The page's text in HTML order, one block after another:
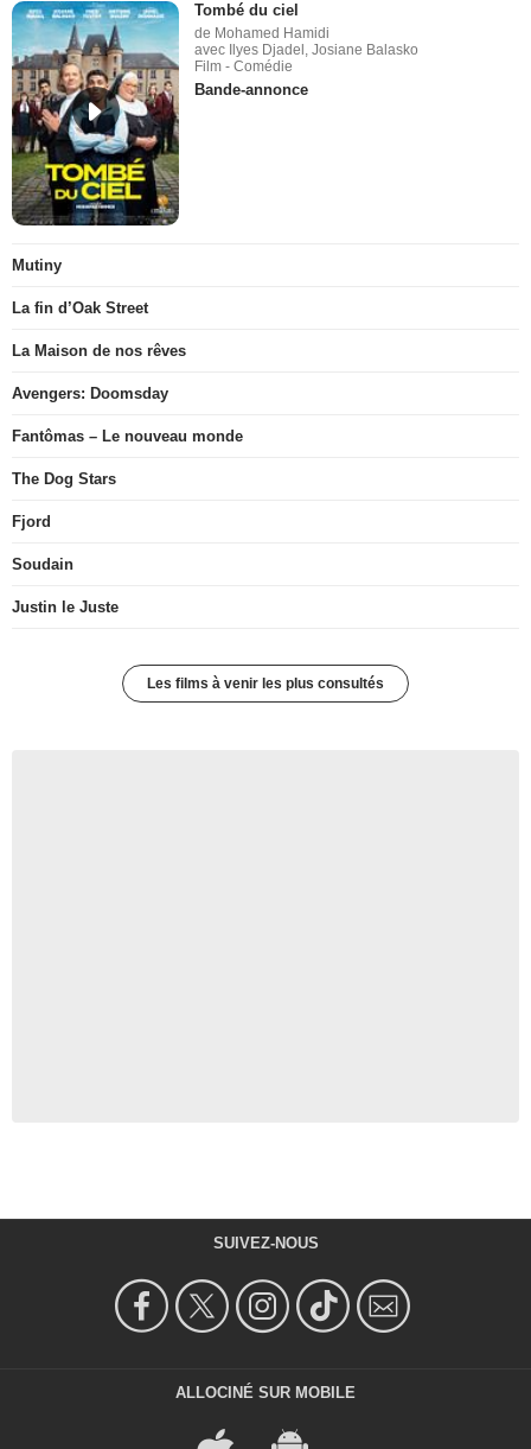
Tombé du ciel
de Mohamed Hamidi
avec Ilyes Djadel, Josiane Balasko
Film - Comédie
Bande-annonce
Mutiny
La fin d’Oak Street
La Maison de nos rêves
Avengers: Doomsday
Fantômas – Le nouveau monde
The Dog Stars
Fjord
Soudain
Justin le Juste
Les films à venir les plus consultés
SUIVEZ-NOUS
ALLOCINÉ SUR MOBILE